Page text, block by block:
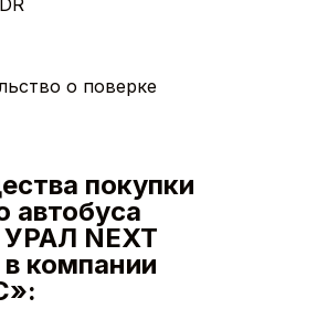
покупки
автобуса
NEXT
компании